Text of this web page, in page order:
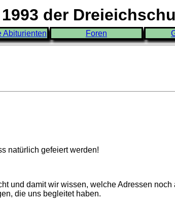
der
Abiturienten Foren
natürlich gefeiert werden!
und damit wir wissen, welche Adressen noch
die uns begleitet haben.